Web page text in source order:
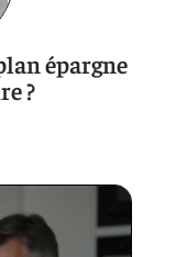
épargne
?